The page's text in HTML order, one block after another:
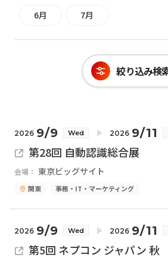
6月 7月
絞り込み検
2026 9/9 Wed 2026 9/11
第28回 自動認識総合展
会場： 東京ビッグサイト
関東 事務・IT・マーケティング
2026 9/9 Wed 2026 9/11
第5回 ネプコン ジャパン 秋